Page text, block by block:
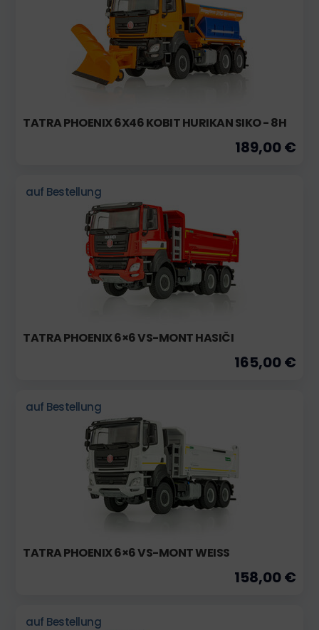
TATRA PHOENIX 6X46 KOBIT HURIKAN SIKO - 8H
189,00 €
auf Bestellung
TATRA PHOENIX 6×6 VS-MONT HASIČI
165,00 €
auf Bestellung
TATRA PHOENIX 6×6 VS-MONT WEISS
158,00 €
auf Bestellung